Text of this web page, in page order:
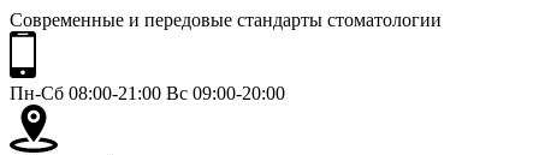
Современные и передовые стандарты стоматологии
Пн-Сб 08:00-21:00 Вс 09:00-20:00